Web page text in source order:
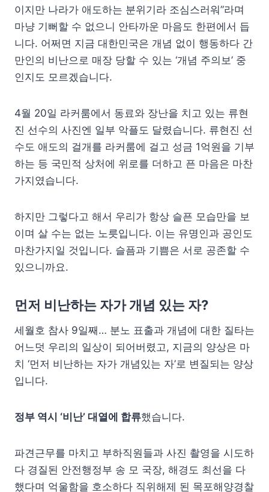
이지만 나라가 애도하는 분위기라 조심스러워”라며
마냥 기뻐할 수 없으니 안타까운 마음도 한편에서 듭
니다. 어쩌면 지금 대한민국은 개념 없이 행동하다 간
만인의 비난으로 매장 당할 수 있는 ‘개념 주의보’ 중
인지도 모르겠습니다.
4월 20일 라커룸에서 동료와 장난을 치고 있는 류현
진 선수의 사진엔 일부 악플도 달렸습니다. 류현진 선
수도 애도의 걸개를 라커룸에 걸고 성금 1억원을 기부
하는 등 국민적 상처에 위로를 더하고 픈 마음은 마찬
가지였습니다.
하지만 그렇다고 해서 우리가 항상 슬픈 모습만을 보
이며 살 수는 없는 노릇입니다. 이는 유명인과 공인도
마찬가지일 것입니다. 슬픔과 기쁨은 서로 공존할 수
있으니까요.
먼저 비난하는 자가 개념 있는 자?
세월호 참사 9일째… 분노 표출과 개념에 대한 질타는
어느덧 우리의 일상이 되어버렸고, 지금의 양상은 마
치 ‘먼저 비난하는 자가 개념있는 자’로 변질되는 양상
입니다.
정부 역시 ‘비난’ 대열에 합류했습니다.
파견근무를 마치고 부하직원들과 사진 촬영을 시도하
다 경질된 안전행정부 송 모 국장, 해경도 최선을 다
했다며 억울함을 호소하다 직위해제 된 목포해양경찰